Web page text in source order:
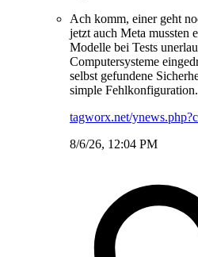
Ach komm, einer geht
jetzt auch Meta mussten
Modelle bei Tests
Computersysteme
selbst gefundene
simple Fehlkonfiguration.
tagworx.net/
8/6/26, 12:04 PM